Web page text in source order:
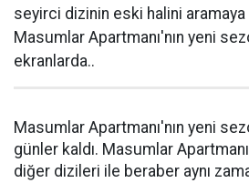
seyirci dizinin eski halini aramaya
Masumlar Apartmanı'nın yeni
ekranlarda..
Masumlar Apartmanı'nın yeni
günler kaldı. Masumlar
diğer dizileri ile beraber aynı